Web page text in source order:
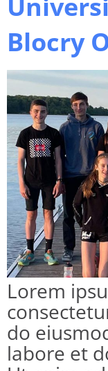
Blocry
Lorem
do
labore et